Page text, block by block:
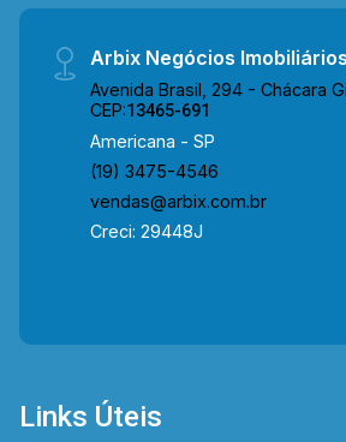
Arbix Negócios Imobiliários
Avenida Brasil, 294 - Chácara
CEP:13465-691
Americana - SP
(19) 3475-4546
vendas@arbix.com.br
Creci: 29448J
Links Úteis